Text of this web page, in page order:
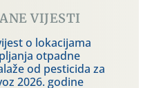
VIJESTI
o lokacijama
otpadne
od pesticida za
2026. godine